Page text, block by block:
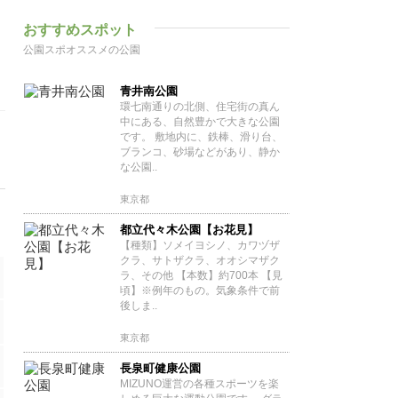
おすすめスポット
公園スポオススメの公園
青井南公園
環七南通りの北側、住宅街の真ん
中にある、自然豊かで大きな公園
です。 敷地内に、鉄棒、滑り台、
ブランコ、砂場などがあり、静か
な公園..
東京都
都立代々木公園【お花見】
【種類】ソメイヨシノ、カワヅザ
クラ、サトザクラ、オオシマザク
ラ、その他 【本数】約700本 【見
頃】※例年のもの。気象条件で前
後しま..
東京都
長泉町健康公園
MIZUNO運営の各種スポーツを楽